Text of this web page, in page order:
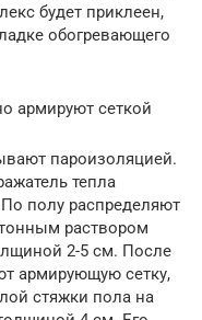
будет приклеен,
обогревающего
армируют сеткой
пароизоляцией.
тепла
полу распределяют
раствором
2-5 см. После
армирующую сетку,
стяжки пола на